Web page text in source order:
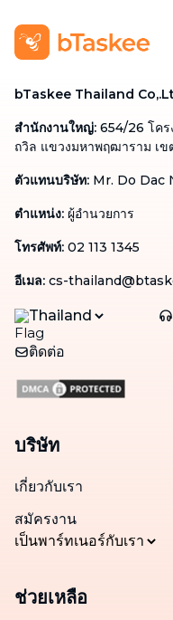
bTaskee Thailand
สำนักงานใหญ่: 654/26 โค
ถวิล แขวงมหาพฤฒาราม เข
ตัวแทนบริษัท: Mr. Do Dac
ตำแหน่ง: ผู้อำนวยการ
โทรศัพท์: 02 113 1345
อีเมล: cs-
Thailand
ติดต่อ
บริษัท
เกี่ยวกับเรา
สมัครงาน
เป็นพาร์ทเนอร์กับเรา
ช่วยเหลือ